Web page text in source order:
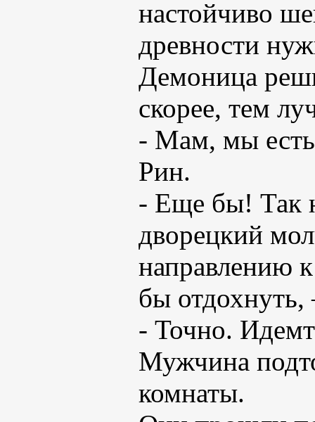
настойчиво
древности
Демоница
скорее, тем
- Мам, мы
Рин.
- Еще бы! Так
дворецкий
направлению
бы
- Точно.
Мужчина
комнаты.